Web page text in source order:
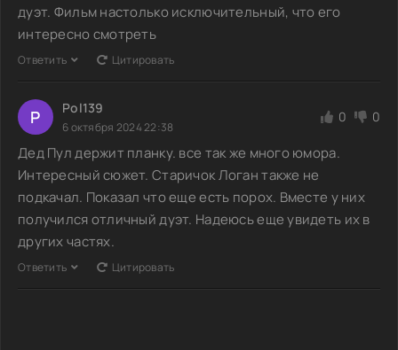
дуэт. Фильм настолько исключительный, что его
интересно смотреть
Ответить Цитировать
P Pol139
6 октября 2024 22:38
0 0
Дед Пул держит планку. все так же много юмора.
Интересный сюжет. Старичок Логан также не
подкачал. Показал что еще есть порох. Вместе у них
получился отличный дуэт. Надеюсь еще увидеть их в
других частях.
Ответить Цитировать